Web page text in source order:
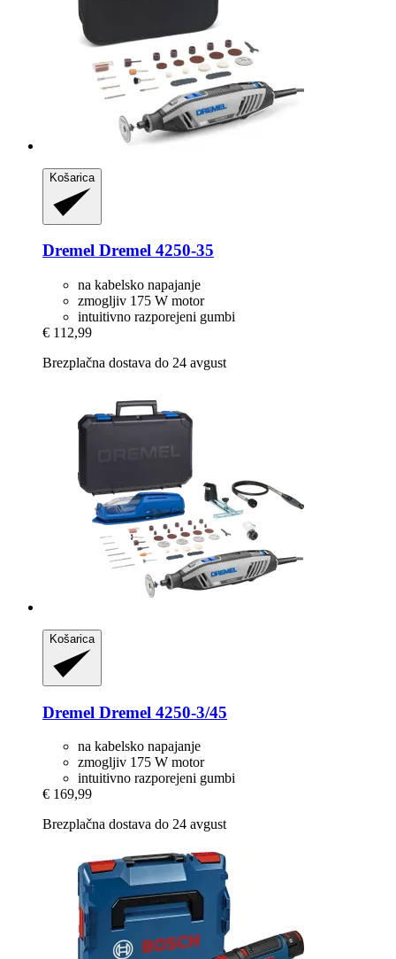
Košarica
Dremel Dremel 4250-​35
na kabelsko napajanje
zmogljiv 175 W motor
intuitivno razporejeni gumbi
€ 112,99
Brezplačna dostava do 24 avgust
Košarica
Dremel Dremel 4250-​3/45
na kabelsko napajanje
zmogljiv 175 W motor
intuitivno razporejeni gumbi
€ 169,99
Brezplačna dostava do 24 avgust